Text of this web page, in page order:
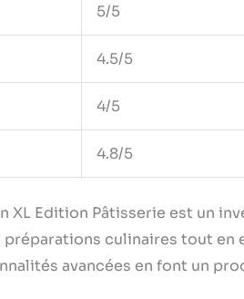
5/5
4.5/5
4/5
4.8/5
XL Edition Pâtisserie est un
culinaires tout en
avancées en font un